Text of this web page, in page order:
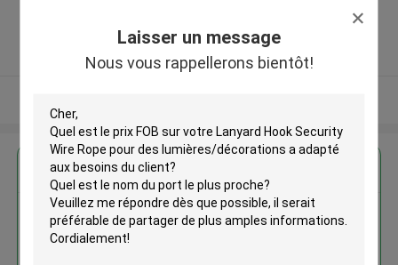
Laisser un message
Nous vous rappellerons bientôt!
5.0
Fournisseur vérifié
Lanyard Hook Security Wire